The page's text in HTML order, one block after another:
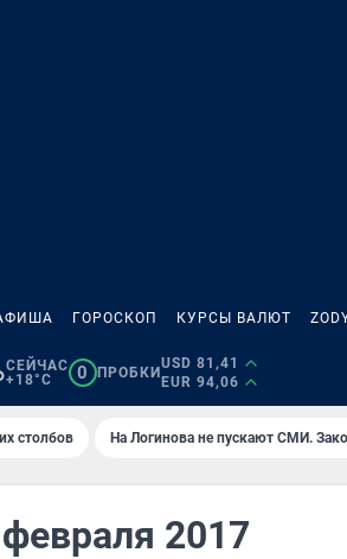
ГОРОСКОП КУРСЫ ВАЛЮТ
СЕЙЧАС
+18°C
0 ПРОБКИ
USD 81,41
EUR 94,06
столбов На Логинова не пускают СМИ.
2017